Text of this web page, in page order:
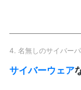
4. 名無しのサイバー
サイバーウェア